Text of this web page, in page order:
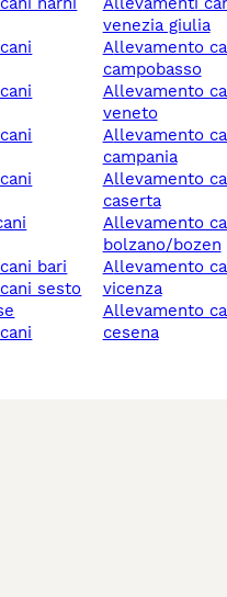
bari
venezia giulia
allevamento cani
campobasso
allevamento cani
veneto
allevamento cani
campania
allevamento cani
caserta
allevamento cani
bolzano/bozen
allevamento cani
vicenza
allevamento cani forlì-
cesena